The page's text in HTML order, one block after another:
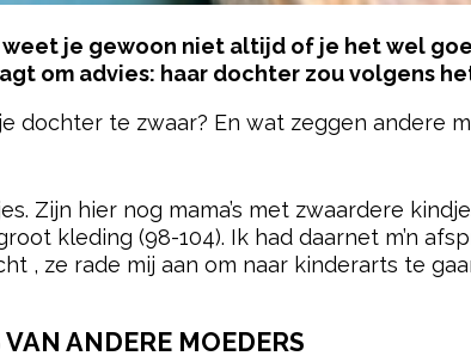
je gewoon niet altijd of je het wel
om advies: haar dochter zou volgens
dochter te zwaar? En wat zeggen andere
Zijn hier nog mama’s met zwaardere
kleding (98-104). Ik had daarnet m’n
, ze rade mij aan om naar kinderarts te
VAN ANDERE MOEDERS